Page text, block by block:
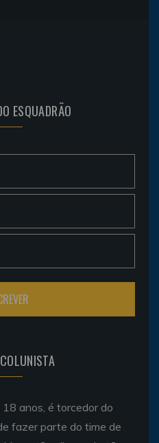
ESQUADRÃO
anos, é torcedor do
fazer parte do time de